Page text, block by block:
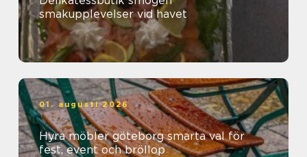
smakupplevelser vid havet
01. augusti 2026
Hyra möbler göteborg smarta val för
fest, event och bröllop